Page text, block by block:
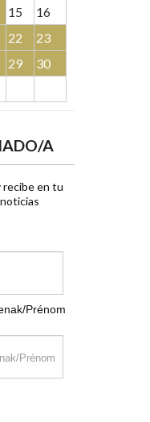
15
16
22
23
29
30
A
en tu
Prénom